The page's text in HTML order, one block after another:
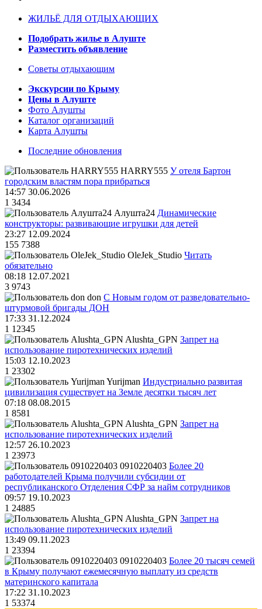
ЖИЛЬЁ ДЛЯ ОТДЫХАЮЩИХ
Подобрать жилье в Алуште
Разместить объявление
Советы отдыхающим
Экскурсии по Крыму
Цены в Алуште
Фото Алушты
Каталог организаций
Карта Алушты
Последние обновления
HARRY555 У отеля Бартон
городским властям пора прибраться
14:57 30.06.2026
1 3434
Алушта24 Динамические
конструкторы: развивающие игрушки для детей
23:27 12.09.2024
155 7388
OleJek_Studio Читать
обязательно
08:18 12.07.2021
3 9743
don С Новым годом от разведовательно-
штурмовой бригады ДОН
17:33 31.12.2024
1 12345
Alushta_GPN Запрет на
использование пиротехнических изделий
15:03 12.10.2023
1 23302
Yurijman Индустриально развитая
цивилизация существует на Земле десятки тысяч лет
07:18 08.08.2015
1 8581
Alushta_GPN Запрет на
использование пиротехнических изделий
12:57 26.10.2023
1 23973
0910220403 Более 20
работодателей Крыма получили субсидии от
республиканского Отделения СФР за найм сотрудников
09:57 19.10.2023
1 24885
Alushta_GPN Запрет на
использование пиротехнических изделий
13:49 09.11.2023
1 23394
0910220403 Более 20 тысяч семей
в Крыму получают ежемесячную выплату из средств
материнского капитала
17:22 31.10.2023
1 53374